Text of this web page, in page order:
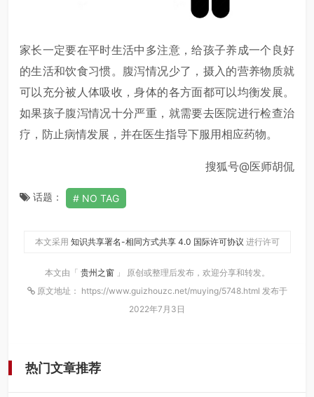
家长一定要在平时生活中多注意，给孩子养成一个良好
的生活和饮食习惯。腹泻情况少了，摄入的营养物质就
可以充分被人体吸收，身体的各方面都可以均衡发展。
如果孩子腹泻情况十分严重，就需要去医院进行检查治
疗，防止病情发展，并在医生指导下服用相应药物。
搜狐号@医师胡侃
话题： NO TAG
本文采用 知识共享署名-相同方式共享 4.0 国际许可协议 进行许可
本文由「 贵州之窗 」 原创或整理后发布，欢迎分享和转发。
原文地址： https://www.guizhouzc.net/muying/5748.html 发布于
2022年7月3日
热门文章推荐